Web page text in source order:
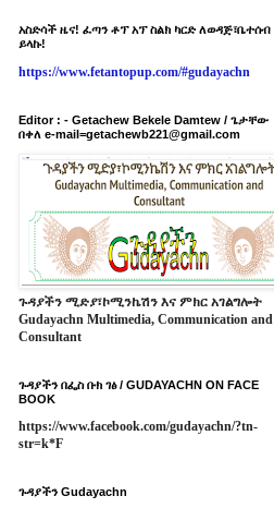
አስድሳች ዜና! ፈጣን ቶፕ አፕ ስልክ ካርድ ለወዳጅ፣ቤተሰብ
ይላኩ!
https://www.fetantopup.com/#gudayachn
Editor : - Getachew Bekele Damtew / ጌታቸው
በቀለ e-mail=getachewb221@gmail.com
ጉዳያችን ሚድያ፣ኮሚንኬሽን እና ምክር አገልግሎት
Gudayachn Multimedia, Communication and
Consultant
ጉዳያችን በፌስ ቡክ ገፅ / GUDAYACHN ON FACE
BOOK
https://www.facebook.com/gudayachn/?tn-
str=k*F
ጉዳያችን Gudayachn